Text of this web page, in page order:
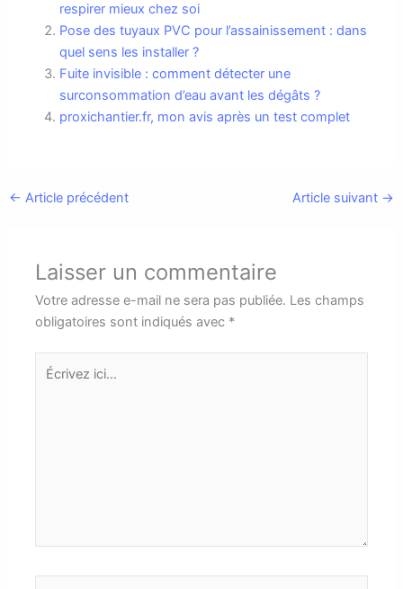
respirer mieux chez soi
Pose des tuyaux PVC pour l’assainissement : dans
quel sens les installer ?
Fuite invisible : comment détecter une
surconsommation d’eau avant les dégâts ?
proxichantier.fr, mon avis après un test complet
← Article précédent Article suivant →
Laisser un commentaire
Votre adresse e-mail ne sera pas publiée. Les champs
obligatoires sont indiqués avec *
Écrivez
ici…